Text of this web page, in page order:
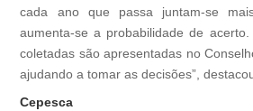
cada ano que passa juntam-se
aumenta-se a probabilidade de
coletadas são apresentadas no
ajudando a tomar as decisões”,
Cepesca